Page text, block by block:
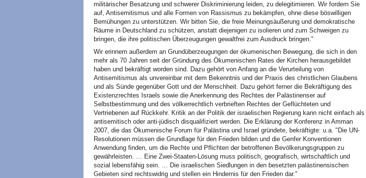
militärischer Besatzung und schwerer Diskriminierung leiden, zu delegitimieren. Wir fordern Sie
auf, Antisemitismus und alle Formen von Rassismus zu bekämpfen, ohne diese böswilligen
Bemühungen zu unterstützen. Wir bitten Sie, die freie Meinungsäußerung und demokratische
Räume in Deutschland zu schützen, anstatt diejenigen zu isolieren und zum Schweigen zu
bringen, die ihre politischen Überzeugungen gewaltfrei zum Ausdruck bringen."
Wir erinnern außerdem an Grundüberzeugungen der ökumenischen Bewegung, die sich in den
mehr als 70 Jahren seit der Gründung des Ökumenischen Rates der Kirchen herausgebildet
haben und bekräftigt worden sind. Dazu gehört von Anfang an die Verurteilung von
Antisemitismus als unvereinbar mit dem Bekenntnis und der Praxis des christlichen Glaubens
und als Sünde gegenüber Gott und der Menschheit. Dazu gehört ferner die Bekräftigung des
Existenzrechtes Israels sowie die Anerkennung des Rechtes der Palästinenser auf
Selbstbestimmung und des völkerrechtlich verbrieften Rechtes der Geflüchteten und
Vertriebenen auf Rückkehr. Kritik an der Politik der israelischen Regierung kann nicht einfach als
antisemitisch oder anti-jüdisch disqualifiziert werden. Die Erklärung der Konferenz in Amman
2007, die das Ökumenische Forum für Palästina und Israel gründete, bekräftigte: u.a. "Die UN-
Resolutionen müssen die Grundlage für den Frieden bilden und die Genfer Konventionen
Anwendung finden, um die Rechte und Pflichten der betroffenen Bevölkerungsgruppen zu
gewährleisten. … Eine Zwei-Staaten-Lösung muss politisch, geografisch, wirtschaftlich und
sozial lebensfähig sein. … Die israelischen Siedlungen in den besetzten palästinensischen
Gebieten sind rechtswidrig und stellen ein Hindernis für den Frieden dar."